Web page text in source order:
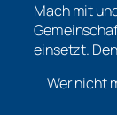
Mach mit
einsetzt.
Wer nicht